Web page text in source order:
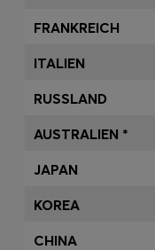
FRANKREICH
ITALIEN
RUSSLAND
AUSTRALIEN *
JAPAN
KOREA
CHINA